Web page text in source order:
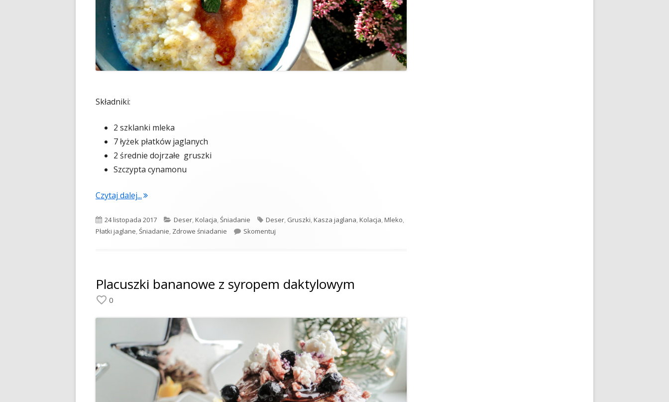
Składniki:
2 szklanki mleka
7 łyżek płatków jaglanych
2 średnie dojrzałe gruszki
Szczypta cynamonu
Czytaj dalej..."Jaglanka z cynamonowym musem gruszkowym"
Opublikowano
24 listopada 2017 Kategorie
Deser,Kolacja,Śniadanie Tagi
Deser, Gruszki,Kasza jaglana,Kolacja,Mleko,
Płatki jaglane,Śniadanie, Zdrowe śniadanie Skomentuj
Placuszki bananowe z syropem daktylowym
0